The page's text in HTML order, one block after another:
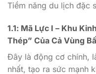
Tiềm năng du lịch đặc
1.1: Mã Lực I – Khu
Thép” Của Cả Vùng
Đây là động cơ chính,
nhất, tạo ra sức mạnh